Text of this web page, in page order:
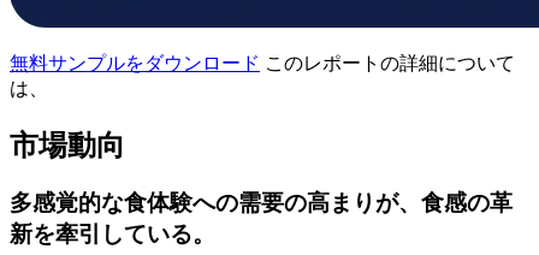
無料サンプルをダウンロード このレポートの詳細について
は、
市場動向
多感覚的な食体験への需要の高まりが、食感の革
新を牽引している。